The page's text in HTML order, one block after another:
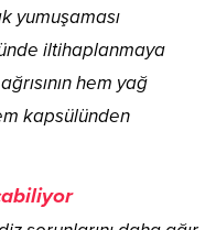
yumuşaması
iltihaplanmaya
hem yağ
kapsülünden